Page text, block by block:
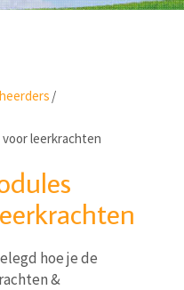
/
leerkrachten
hoe je de
&